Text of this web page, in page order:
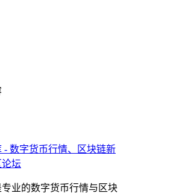
专业的数字货币行情与区块